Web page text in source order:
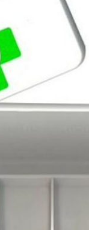
ja voit
ensin
maksaa ostoksesi.